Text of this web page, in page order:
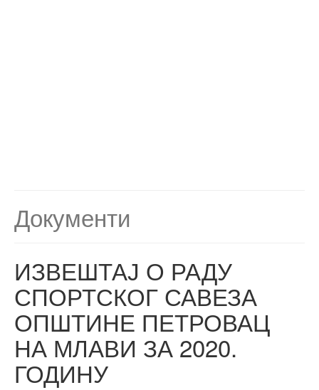
Документи
ИЗВЕШТАЈ О РАДУ
СПОРТСКОГ САВЕЗА
ОПШТИНЕ ПЕТРОВАЦ
НА МЛАВИ ЗА 2020.
ГОДИНУ